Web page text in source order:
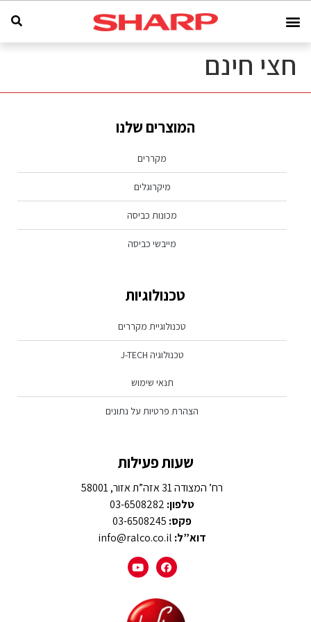
חצי חינם
המוצרים שלנו
מקררים
מיקרוגלים
מכונות כביסה
מייבשי כביסה
טכנולוגיות
טכנולוגיית מקררים
טכנולוגיה J-TECH
תנאי שימוש
הצהרת פרטיות על נתונים
שעות פעילות
רח’ המצודה 31 אזה”ת אזור, 58001
טלפון:
פקס:
דוא”ל: